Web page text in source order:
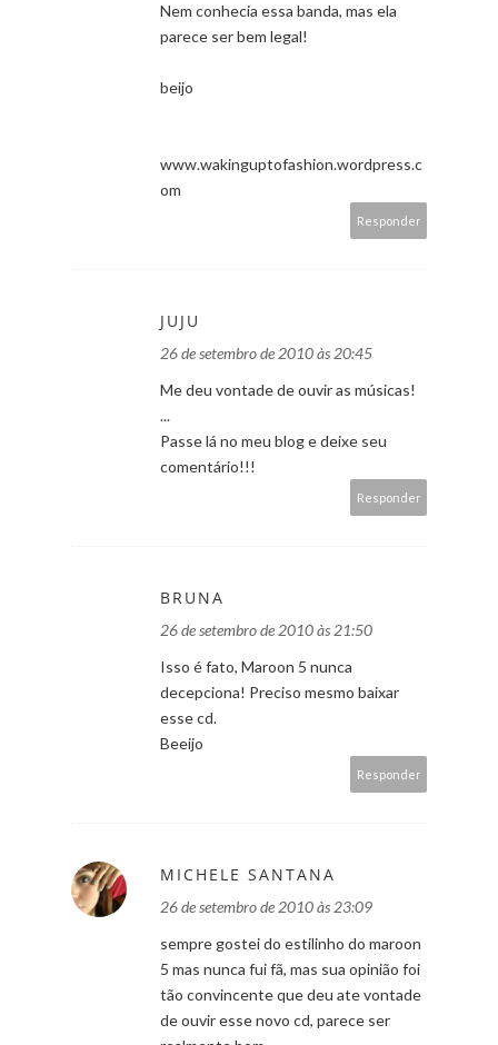
Nem conhecia essa banda, mas ela
parece ser bem legal!
beijo
www.wakinguptofashion.wordpress.c
om
Responder
JUJU
26 de setembro de 2010 às 20:45
Me deu vontade de ouvir as músicas!
...
Passe lá no meu blog e deixe seu
comentário!!!
Responder
BRUNA
26 de setembro de 2010 às 21:50
Isso é fato, Maroon 5 nunca
decepciona! Preciso mesmo baixar
esse cd.
Beeijo
Responder
MICHELE SANTANA
26 de setembro de 2010 às 23:09
sempre gostei do estilinho do maroon
5 mas nunca fui fã, mas sua opinião foi
tão convincente que deu ate vontade
de ouvir esse novo cd, parece ser